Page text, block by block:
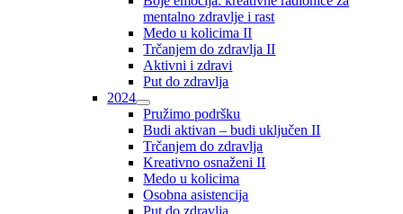
mentalno zdravlje i rast
Medo u kolicima II
Trčanjem do zdravlja II
Aktivni i zdravi
Put do zdravlja
2024
Pružimo podršku
Budi aktivan – budi uključen II
Trčanjem do zdravlja
Kreativno osnaženi II
Medo u kolicima
Osobna asistencija
Put do zdravlja